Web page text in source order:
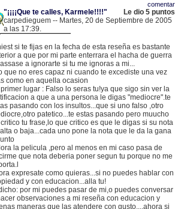
comentar
"¡¡¡¡Que te calles, Karmele!!!!"
Le dio 5 puntos
carpedieguem -- Martes, 20 de Septiembre de 2005
a las 17:39.
si te fijas en la fecha de esta reseña es bastante
a que por mi parte enterrara el hacha de guerra
a ignorarte si tu me ignoras a mi...
que no eres capaz ni cuando te excediste una vez
como en aquella ocasion
lugar : Falso lo seras tu!ya que sigo sin ver la
a que a una persona le digas "mediocre".te
pasando con los insultos...que si uno falso ,otro
patetico...te estas pasando pero muucho
tu frase,lo que critico es que le digas si su nota
o baja...cada uno pone la nota que le da la gana
la pelicula ,pero al menos en mi caso pasa de
que nota deberia poner segun tu porque no me
expresate como quieras...si no puedes hablar con
y con educacion...alla tu!
por mi puedes pasar de mi,o puedes conversar
observaciones a mi reseña con educacion y
maneras que las atendere con gusto....ahora si